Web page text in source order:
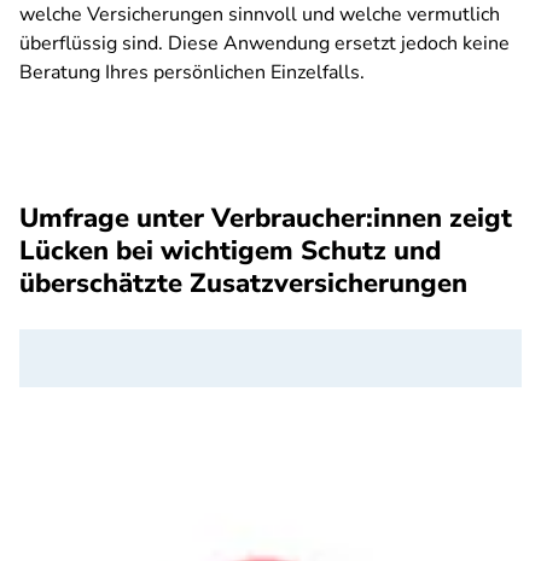
welche Versicherungen sinnvoll und welche vermutlich
überflüssig sind. Diese Anwendung ersetzt jedoch keine
Beratung Ihres persönlichen Einzelfalls.
Umfrage unter Verbraucher:innen zeigt
Lücken bei wichtigem Schutz und
überschätzte Zusatzversicherungen